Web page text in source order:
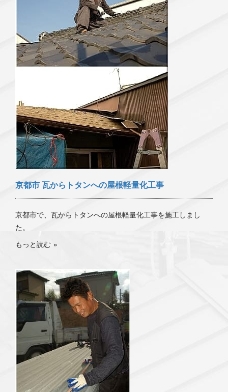
京都市 瓦からトタンへの屋根軽量化工事
京都市で、瓦からトタンへの屋根軽量化工事を施工しまし
た。
もっと読む